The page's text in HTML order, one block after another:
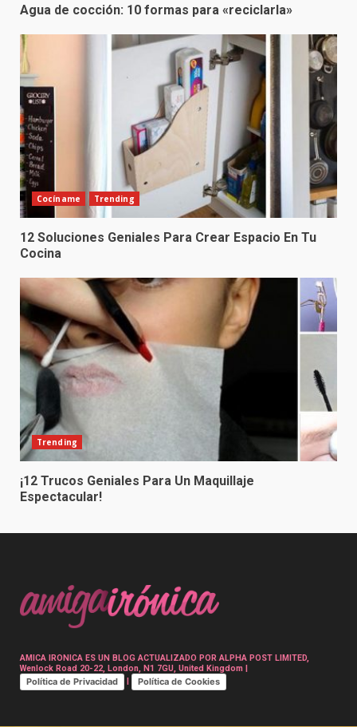
Agua de cocción: 10 formas para «reciclarla»
Cocíname Trending
12 Soluciones Geniales Para Crear Espacio En Tu
Cocina
Trending
¡12 Trucos Geniales Para Un Maquillaje
Espectacular!
AMICA IRONICA ES UN BLOG ACTUALIZADO POR ALPHA POST LIMITED,
Wenlock Road 20-22, London, N1 7GU, United Kingdom |
Política de Privacidad Política de Cookies